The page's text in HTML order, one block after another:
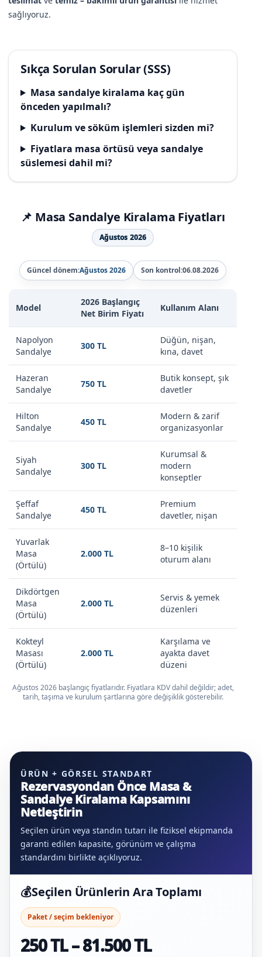
sağlıyoruz.
Sıkça Sorulan Sorular (SSS)
Masa sandalye kiralama kaç gün
önceden yapılmalı?
Kurulum ve söküm işlemleri sizden mi?
Fiyatlara masa örtüsü veya sandalye
süslemesi dahil mi?
📌 Masa Sandalye Kiralama Fiyatları
Ağustos 2026
Güncel dönem:Ağustos 2026 Son kontrol:06.08.2026
Model
2026 Başlangıç
Net Birim Fiyatı
Kullanım Alanı
Napolyon
Sandalye
300 TL
Düğün, nişan,
kına, davet
Hazeran
Sandalye
750 TL
Butik konsept, şık
davetler
Hilton
Sandalye
450 TL
Modern & zarif
organizasyonlar
Siyah
Sandalye
300 TL
Kurumsal &
modern
konseptler
Şeffaf
Sandalye
450 TL
Premium
davetler, nişan
Yuvarlak
Masa
(Örtülü)
2.000 TL
8–10 kişilik
oturum alanı
Dikdörtgen
Masa
(Örtülü)
2.000 TL
Servis & yemek
düzenleri
Kokteyl
Masası
(Örtülü)
2.000 TL
Karşılama ve
ayakta davet
düzeni
Ağustos 2026 başlangıç fiyatlarıdır. Fiyatlara KDV dahil değildir; adet,
tarih, taşıma ve kurulum şartlarına göre değişiklik gösterebilir.
ÜRÜN + GÖRSEL STANDART
Rezervasyondan Önce Masa &
Sandalye Kiralama Kapsamını
Netleştirin
Seçilen ürün veya standın tutarı ile fiziksel ekipmanda
garanti edilen kapasite, görünüm ve çalışma
standardını birlikte açıklıyoruz.
💰Seçilen Ürünlerin Ara Toplamı
Paket / seçim bekleniyor
250 TL – 81.500 TL